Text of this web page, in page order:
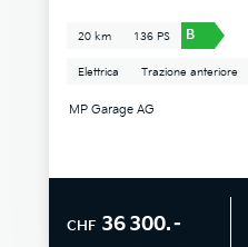
20 km 136 PS B
Elettrica Trazione anteriore
MP Garage AG
CHF 36 300.–